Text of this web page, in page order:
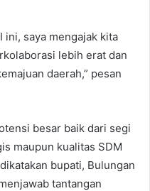
ini, saya mengajak kita
lebih erat dan
daerah,” pesan
besar baik dari segi
maupun kualitas SDM
bupati, Bulungan
tantangan